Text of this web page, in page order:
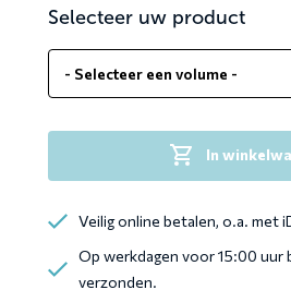
€ 13,95
through
€ 18,95
Selecteer uw product
In
Veilig online betalen, o.a. met
Op werkdagen voor 15:00 uur
verzonden.